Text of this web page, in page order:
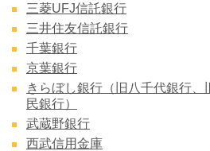
三菱UFJ信託銀行
三井住友信託銀行
千葉銀行
京葉銀行
きらぼし銀行（旧八千代銀行
民銀行）
武蔵野銀行
西武信用金庫